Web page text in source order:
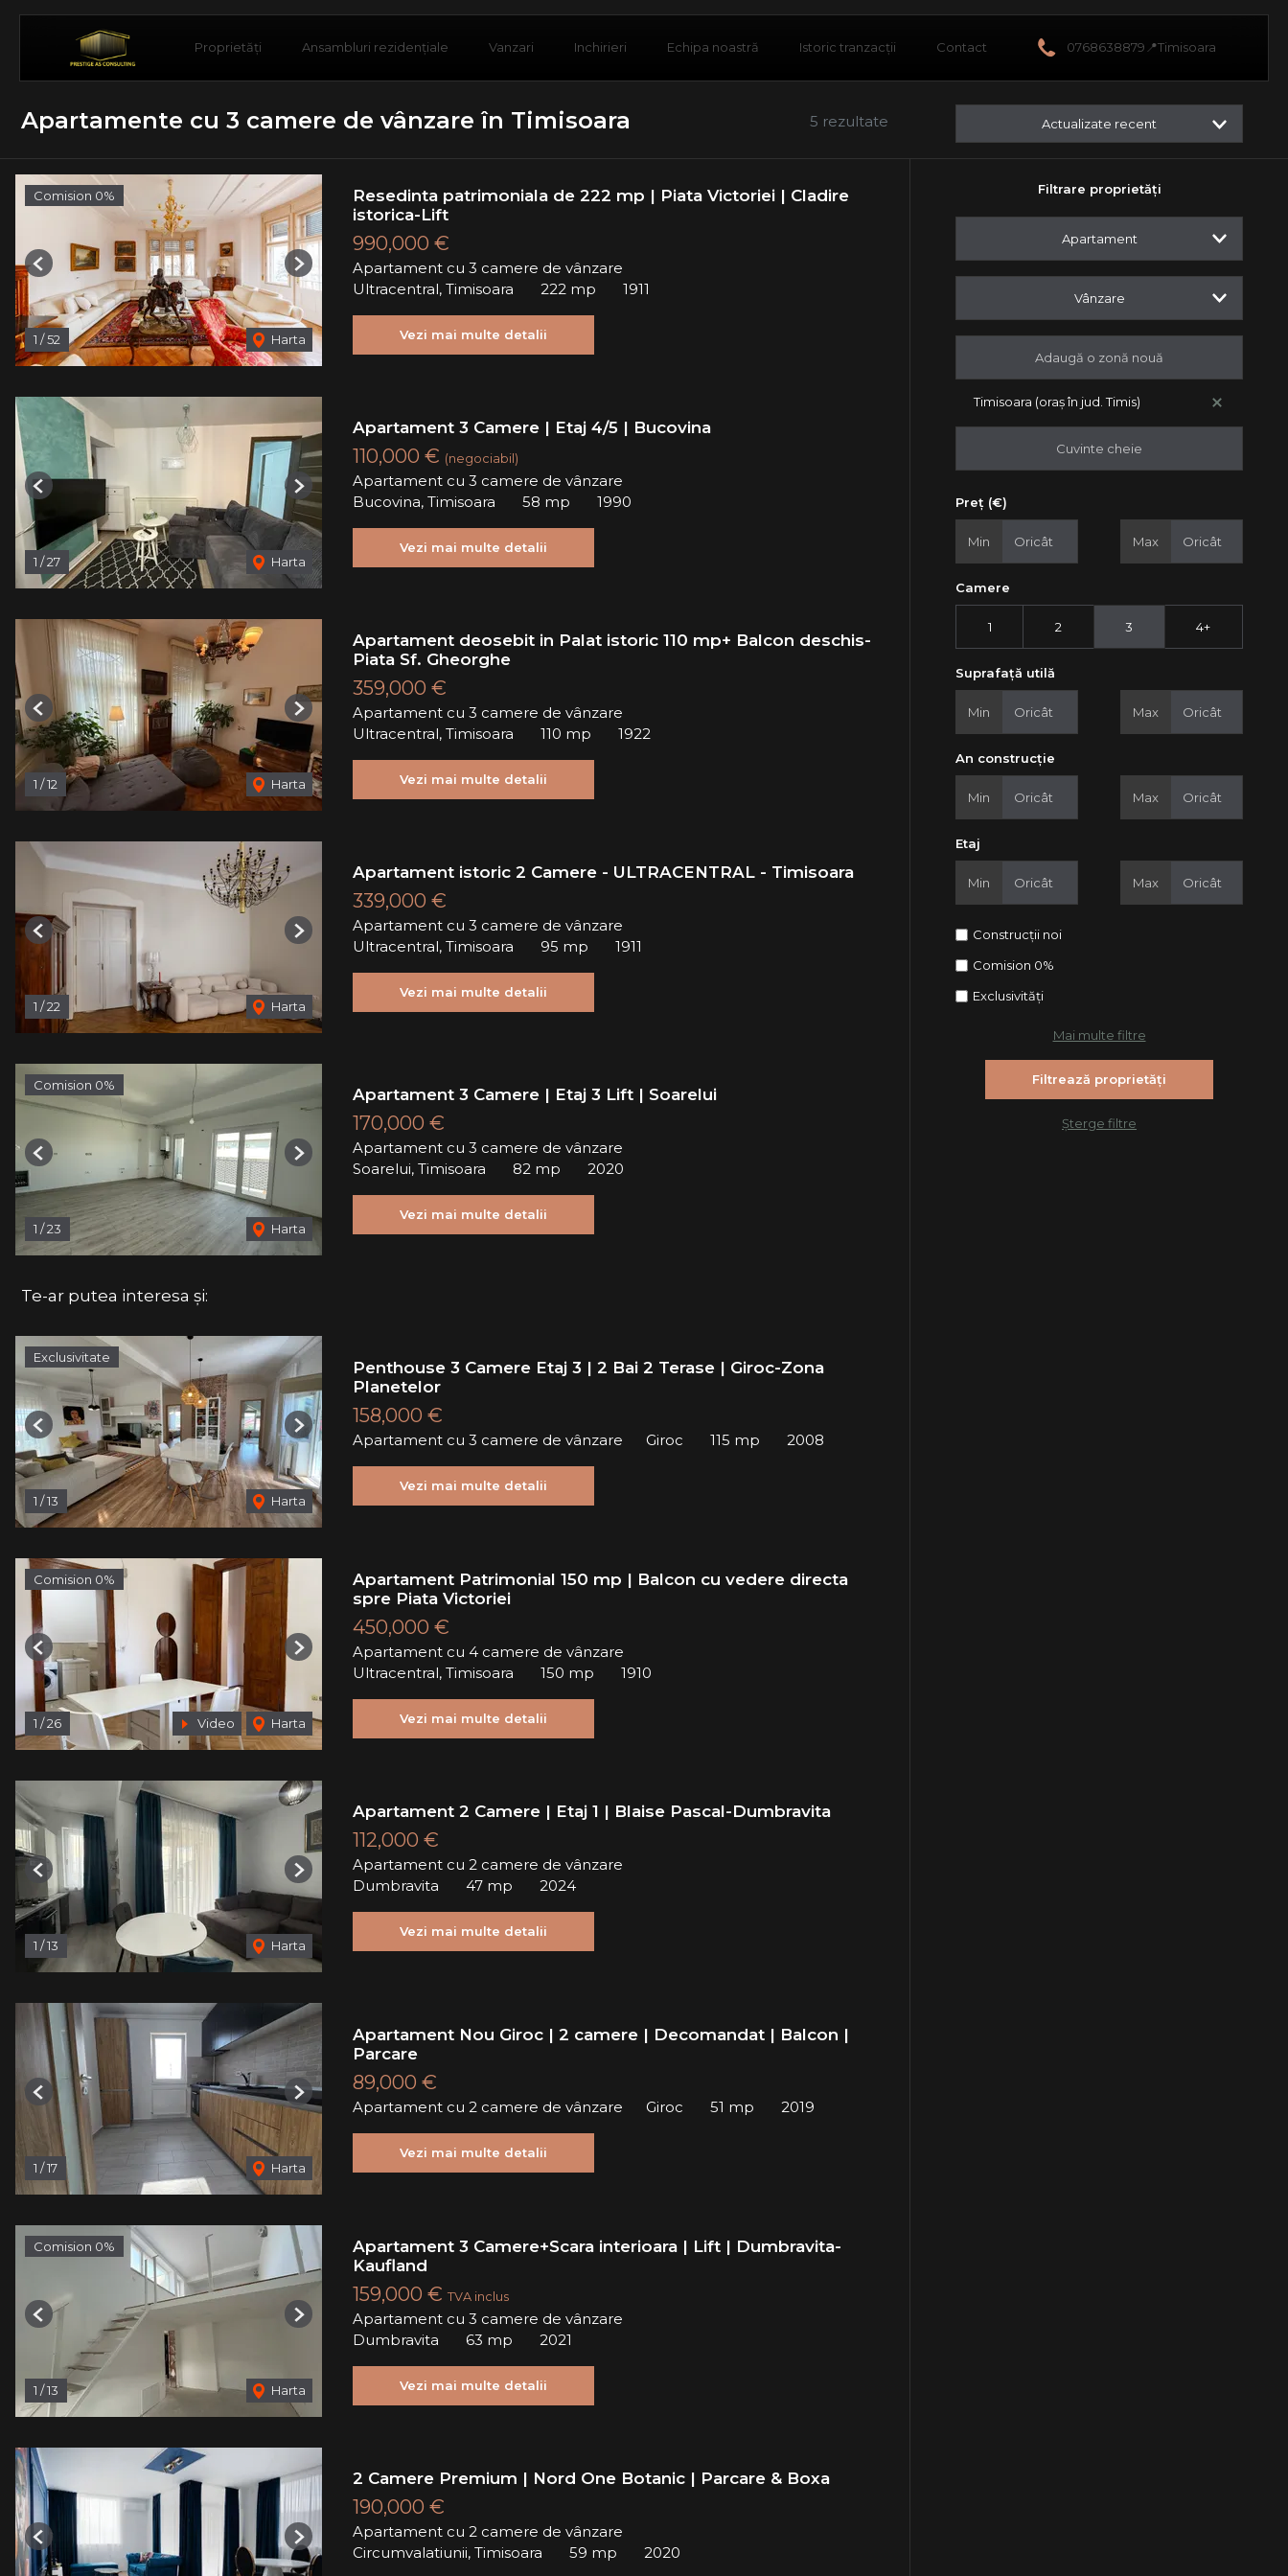
Proprietăți Ansambluri rezidențiale Vanzari Inchirieri Echipa noastră Istoric tranzacții Contact 0768638879📍Timisoara
5 rezultate
Apartamente cu 3 camere de vânzare în Timisoara Actualizate recent
Comision 0%
1 /52 Harta
Previous Next
Resedinta patrimoniala de 222 mp | Piata Victoriei | Cladire
istorica-Lift
990,000 €
Apartament cu 3 camere de vânzare
Ultracentral, Timisoara
222 mp 1911
Vezi mai multe detalii
1 /27 Harta
Previous Next
Apartament 3 Camere | Etaj 4/5 | Bucovina
110,000 € (negociabil)
Apartament cu 3 camere de vânzare
Bucovina, Timisoara
58 mp 1990
Vezi mai multe detalii
1 /12 Harta
Previous Next
Apartament deosebit in Palat istoric 110 mp+ Balcon deschis-
Piata Sf. Gheorghe
359,000 €
Apartament cu 3 camere de vânzare
Ultracentral, Timisoara
110 mp 1922
Vezi mai multe detalii
1 /22 Harta
Previous Next
Apartament istoric 2 Camere - ULTRACENTRAL - Timisoara
339,000 €
Apartament cu 3 camere de vânzare
Ultracentral, Timisoara
95 mp 1911
Vezi mai multe detalii
Comision 0%
1 /23 Harta
Previous Next
Apartament 3 Camere | Etaj 3 Lift | Soarelui
170,000 €
Apartament cu 3 camere de vânzare
Soarelui, Timisoara
82 mp 2020
Vezi mai multe detalii
Te-ar putea interesa și:
Exclusivitate
1 /13 Harta
Previous Next
Penthouse 3 Camere Etaj 3 | 2 Bai 2 Terase | Giroc-Zona
Planetelor
158,000 €
Apartament cu 3 camere de vânzare Giroc 115 mp 2008
Vezi mai multe detalii
Comision 0%
1 /26 Video Harta
Previous Next
Apartament Patrimonial 150 mp | Balcon cu vedere directa
spre Piata Victoriei
450,000 €
Apartament cu 4 camere de vânzare
Ultracentral, Timisoara
150 mp 1910
Vezi mai multe detalii
1 /13 Harta
Previous Next
Apartament 2 Camere | Etaj 1 | Blaise Pascal-Dumbravita
112,000 €
Apartament cu 2 camere de vânzare
Dumbravita
47 mp 2024
Vezi mai multe detalii
1 /17 Harta
Previous Next
Apartament Nou Giroc | 2 camere | Decomandat | Balcon |
Parcare
89,000 €
Apartament cu 2 camere de vânzare Giroc 51 mp 2019
Vezi mai multe detalii
Comision 0%
1 /13 Harta
Previous Next
Apartament 3 Camere+Scara interioara | Lift | Dumbravita-
Kaufland
159,000 € TVA inclus
Apartament cu 3 camere de vânzare
Dumbravita
63 mp 2021
Vezi mai multe detalii
Previous Next
2 Camere Premium | Nord One Botanic | Parcare & Boxa
190,000 €
Apartament cu 2 camere de vânzare
Circumvalatiunii, Timisoara
59 mp 2020
Filtrare proprietăți
Apartament
Vânzare
Timisoara (oraș în jud. Timis)
Preț (€)
Min Max
Camere
1 2 3 4+
Suprafață utilă
Min Max
An construcție
Min Max
Etaj
Min Max
Construcții noi
Comision 0%
Exclusivități
Mai multe filtre
Șterge filtre